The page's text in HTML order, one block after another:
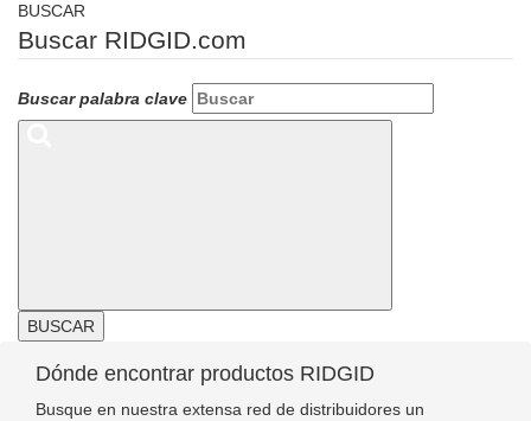
BUSCAR
Buscar RIDGID.com
Buscar palabra clave
BUSCAR
Dónde encontrar productos RIDGID
Busque en nuestra extensa red de distribuidores un